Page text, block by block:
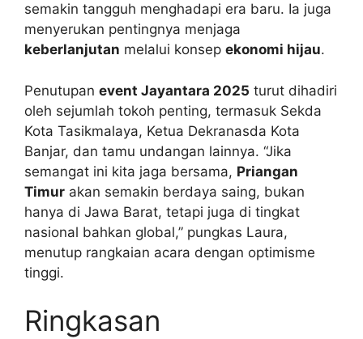
semakin tangguh menghadapi era baru. Ia juga
menyerukan pentingnya menjaga
keberlanjutan melalui konsep ekonomi hijau.
Penutupan event Jayantara 2025 turut dihadiri
oleh sejumlah tokoh penting, termasuk Sekda
Kota Tasikmalaya, Ketua Dekranasda Kota
Banjar, dan tamu undangan lainnya. “Jika
semangat ini kita jaga bersama, Priangan
Timur akan semakin berdaya saing, bukan
hanya di Jawa Barat, tetapi juga di tingkat
nasional bahkan global,” pungkas Laura,
menutup rangkaian acara dengan optimisme
tinggi.
Ringkasan